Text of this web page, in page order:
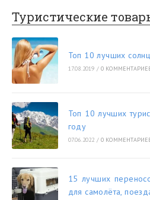
Туристические
Топ 10 лучших
17.08.2019 / 0
Топ 10 лучших
году
07.06.2022 / 0
15 лучших
для самолёта,